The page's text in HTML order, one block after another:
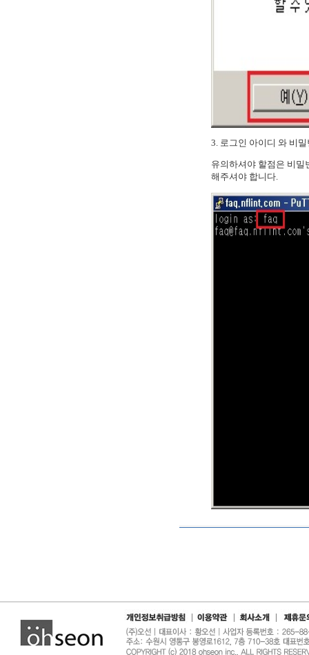
3. 로그인 아이디 와 비
유의하셔야 할점은 비밀
해주셔야 합니다.
| | |